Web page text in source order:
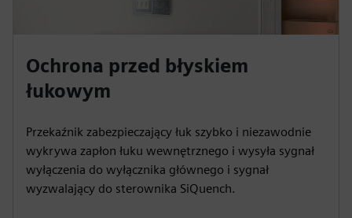
Ochrona przed błyskiem
łukowym
Przekaźnik zabezpieczający łuk szybko i niezawodnie
wykrywa zapłon łuku wewnętrznego i wysyła sygnał
wyłączenia do wyłącznika głównego i sygnał
wyzwalający do sterownika SiQuench.